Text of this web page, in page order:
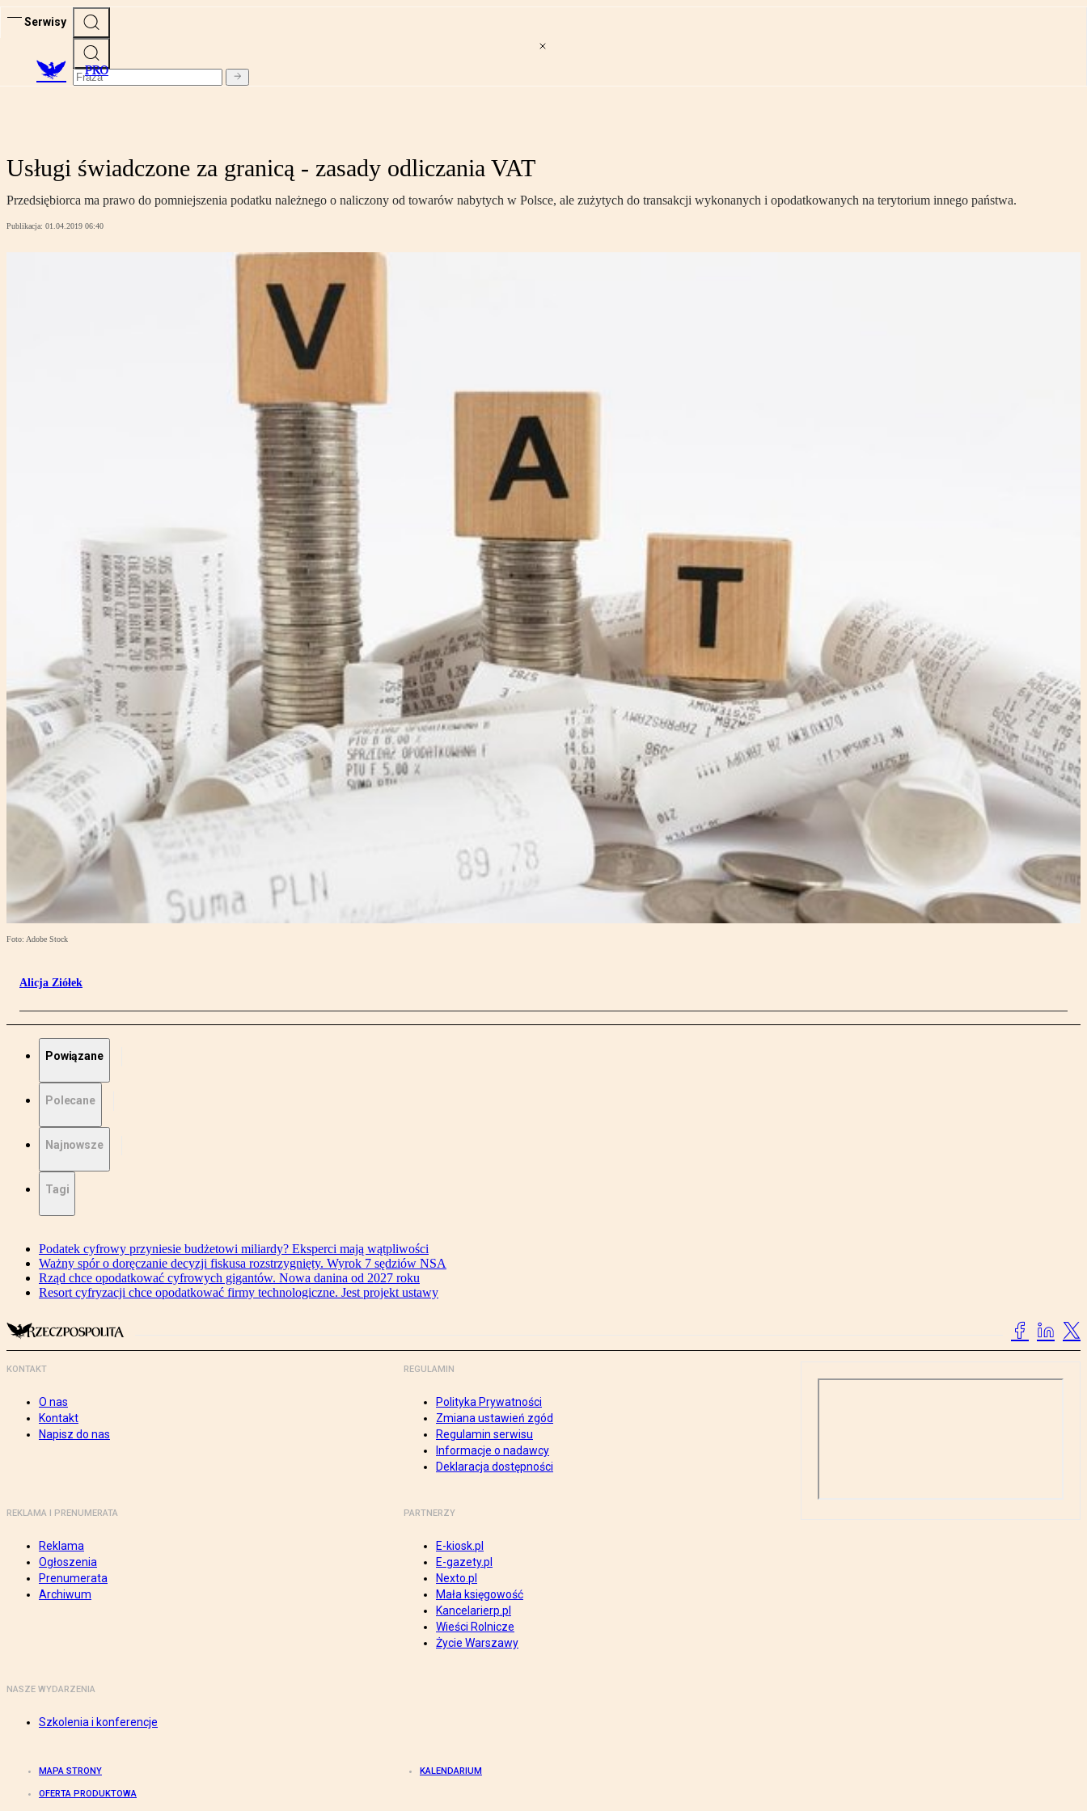
Serwisy
PRO
Usługi świadczone za granicą - zasady odliczania VAT
Przedsiębiorca ma prawo do pomniejszenia podatku należnego o naliczony od towarów nabytych w Polsce, ale zużytych do transakcji wykonanych i opodatkowanych na terytorium innego państwa.
Publikacja: 01.04.2019 06:40
Foto: Adobe Stock
Alicja Ziółek
Powiązane
Polecane
Najnowsze
Tagi
Podatek cyfrowy przyniesie budżetowi miliardy? Eksperci mają wątpliwości
Ważny spór o doręczanie decyzji fiskusa rozstrzygnięty. Wyrok 7 sędziów NSA
Rząd chce opodatkować cyfrowych gigantów. Nowa danina od 2027 roku
Resort cyfryzacji chce opodatkować firmy technologiczne. Jest projekt ustawy
KONTAKT
O nas
Kontakt
Napisz do nas
REGULAMIN
Polityka Prywatności
Zmiana ustawień zgód
Regulamin serwisu
Informacje o nadawcy
Deklaracja dostępności
REKLAMA I PRENUMERATA
Reklama
Ogłoszenia
Prenumerata
Archiwum
PARTNERZY
E-kiosk.pl
E-gazety.pl
Nexto.pl
Mała księgowość
Kancelarierp.pl
Wieści Rolnicze
Życie Warszawy
NASZE WYDARZENIA
Szkolenia i konferencje
MAPA STRONY KALENDARIUM
OFERTA PRODUKTOWA